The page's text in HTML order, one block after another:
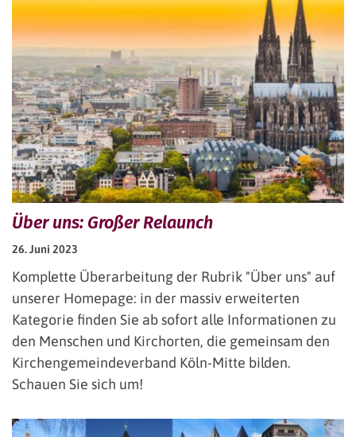
Über uns: Großer Relaunch
26. Juni 2023
Komplette Überarbeitung der Rubrik "Über uns" auf
unserer Homepage: in der massiv erweiterten
Kategorie finden Sie ab sofort alle Informationen zu
den Menschen und Kirchorten, die gemeinsam den
Kirchengemeindeverband Köln-Mitte bilden.
Schauen Sie sich um!